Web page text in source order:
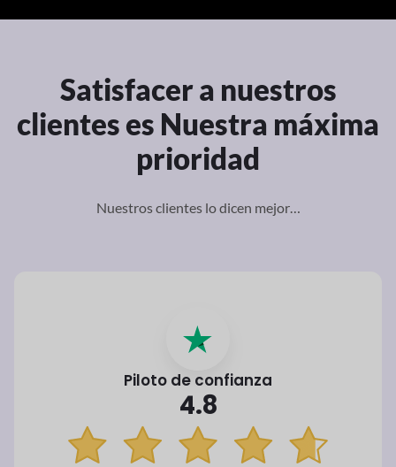
Satisfacer a nuestros
clientes es Nuestra máxima
prioridad
Nuestros clientes lo dicen mejor…
Piloto de confianza
4.8